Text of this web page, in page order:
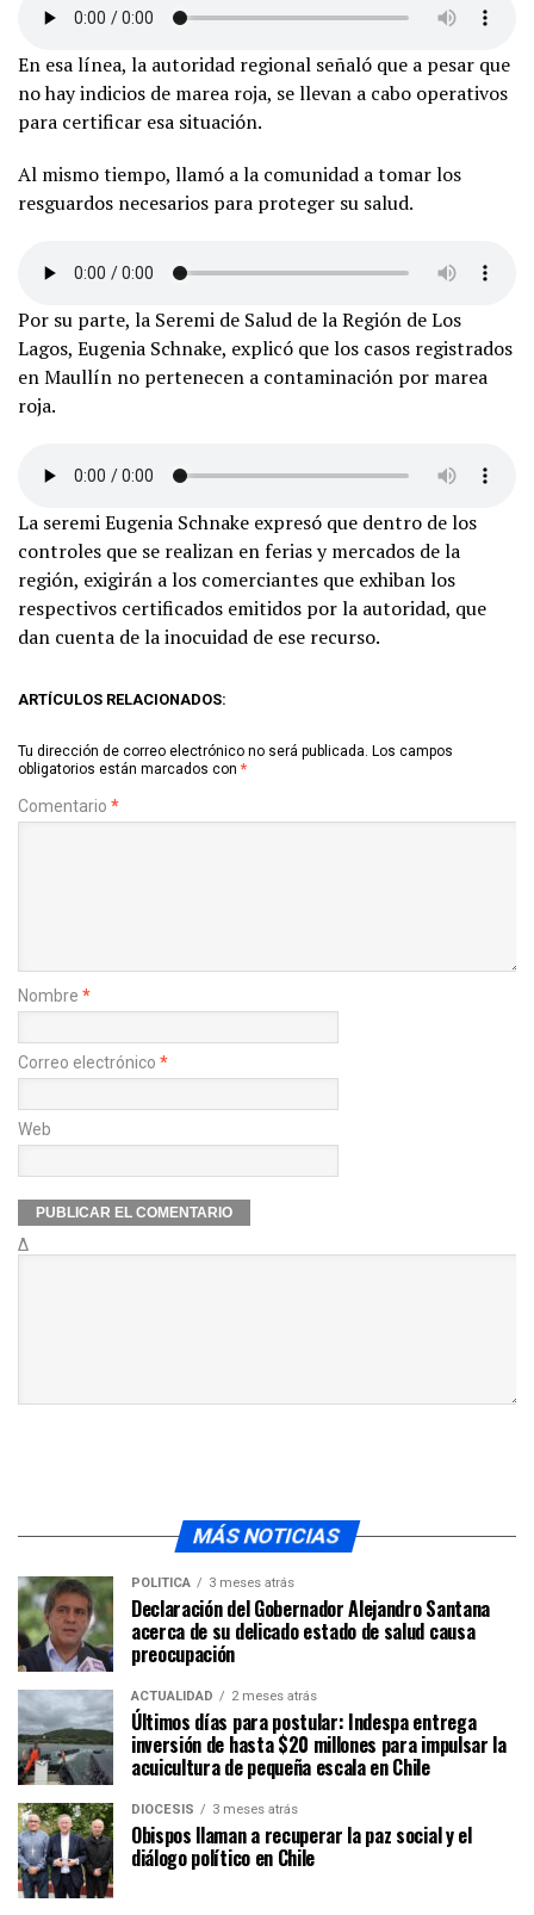
En esa línea, la autoridad regional señaló que a pesar que
no hay indicios de marea roja, se llevan a cabo operativos
para certificar esa situación.
Al mismo tiempo, llamó a la comunidad a tomar los
resguardos necesarios para proteger su salud.
Por su parte, la Seremi de Salud de la Región de Los
Lagos, Eugenia Schnake, explicó que los casos registrados
en Maullín no pertenecen a contaminación por marea
roja.
La seremi Eugenia Schnake expresó que dentro de los
controles que se realizan en ferias y mercados de la
región, exigirán a los comerciantes que exhiban los
respectivos certificados emitidos por la autoridad, que
dan cuenta de la inocuidad de ese recurso.
ARTÍCULOS RELACIONADOS:
Tu dirección de correo electrónico no será publicada. Los campos
obligatorios están marcados con *
Comentario *
Nombre *
Correo electrónico *
Web
Δ
MÁS NOTICIAS
POLÍTICA 3 meses atrás
Declaración del Gobernador Alejandro Santana
acerca de su delicado estado de salud causa
preocupación
ACTUALIDAD 2 meses atrás
Últimos días para postular: Indespa entrega
inversión de hasta $20 millones para impulsar la
acuicultura de pequeña escala en Chile
DIÓCESIS 3 meses atrás
Obispos llaman a recuperar la paz social y el
diálogo político en Chile